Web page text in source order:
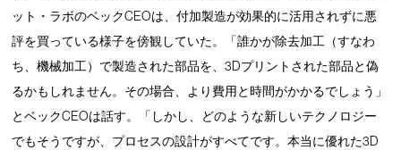
ット・ラボのベックCEOは、付加製造が効果的に活用されずに悪
評を買っている様子を傍観していた。「誰かが除去加工（すなわ
ち、機械加工）で製造された部品を、3Dプリントされた部品と偽
るかもしれません。その場合、より費用と時間がかかるでしょう」
とベックCEOは話す。「しかし、どのような新しいテクノロジー
でもそうですが、プロセスの設計がすべてです。本当に優れた3D